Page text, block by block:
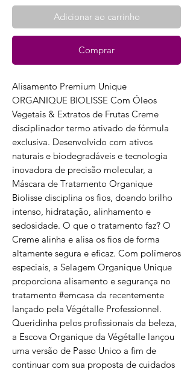
Adicionar ao carrinho
Comprar
Alisamento Premium Unique
ORGANIQUE BIOLISSE Com Óleos
Vegetais & Extratos de Frutas Creme
disciplinador termo ativado de fórmula
exclusiva. Desenvolvido com ativos
naturais e biodegradáveis e tecnologia
inovadora de precisão molecular, a
Máscara de Tratamento Organique
Biolisse disciplina os fios, doando brilho
intenso, hidratação, alinhamento e
sedosidade. O que o tratamento faz? O
Creme alinha e alisa os fios de forma
altamente segura e eficaz. Com polímeros
especiais, a Selagem Organique Unique
proporciona alisamento e segurança no
tratamento #emcasa da recentemente
lançado pela Végétalle Professionnel.
Queridinha pelos profissionais da beleza,
a Escova Organique da Végétalle lançou
uma versão de Passo Unico a fim de
continuar com sua proposta de cuidados